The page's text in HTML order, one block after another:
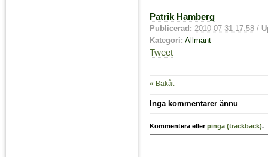
Patrik Hamberg
Publicerad: 2010-07-31 17:58 /
Kategori: Allmänt
Tweet
« Bakåt
Inga kommentarer ännu
Kommentera ellerpinga (trackback).